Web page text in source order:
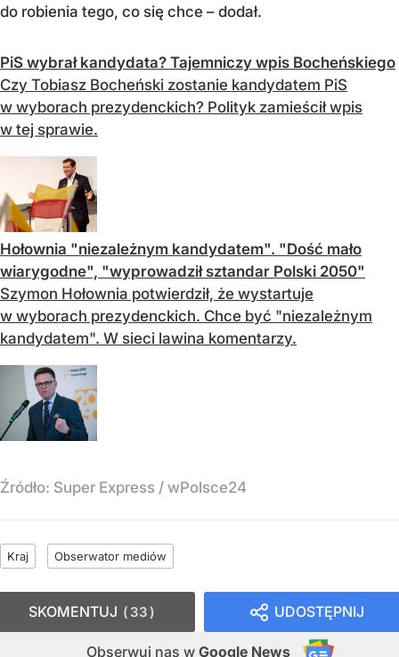
do robienia tego, co się chce – dodał.
PiS wybrał kandydata? Tajemniczy wpis Bocheńskiego
Czy Tobiasz Bocheński zostanie kandydatem PiS
w wyborach prezydenckich? Polityk zamieścił wpis
w tej sprawie.
Hołownia "niezależnym kandydatem". "Dość mało
wiarygodne", "wyprowadził sztandar Polski 2050"
Szymon Hołownia potwierdził, że wystartuje
w wyborach prezydenckich. Chce być "niezależnym
kandydatem". W sieci lawina komentarzy.
Źródło: Super Express / wPolsce24
Kraj Obserwator mediów
UDOSTĘPNIJ
Obserwuj nas w Google News
SKOMENTUJ 33